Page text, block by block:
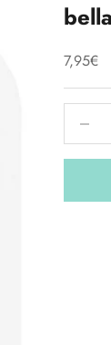
Precio
7,95€